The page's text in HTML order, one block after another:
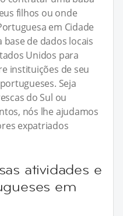
filhos ou onde
em Cidade
base de dados locais
Unidos para
instituições de seu
Seja
do Sul ou
nós lhe ajudamos
expatriados
atividades e
em